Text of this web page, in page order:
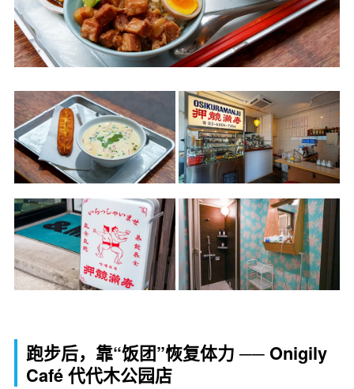
跑步后，靠“饭团”恢复体力 ── Onigily
Café 代代木公园店